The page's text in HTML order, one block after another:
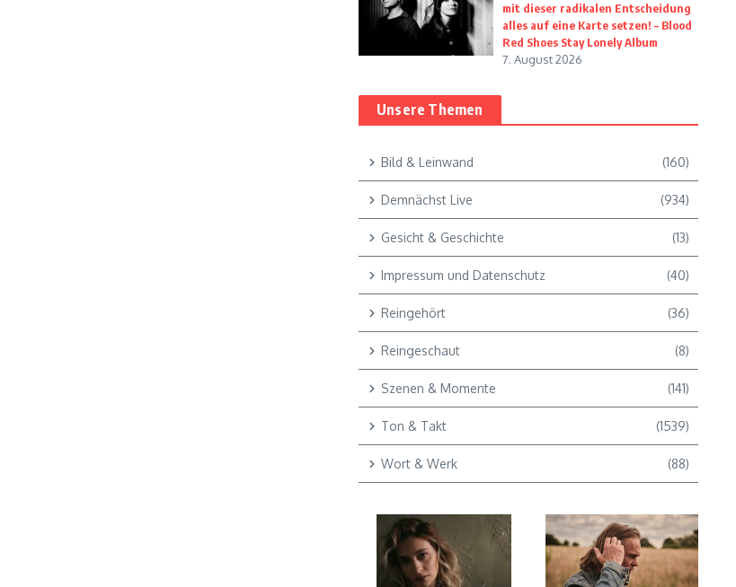
mit dieser radikalen Entscheidung
alles auf eine Karte setzen! – Blood
Red Shoes Stay Lonely Album
7. August 2026
Unsere Themen
Bild & Leinwand (160)
Demnächst Live (934)
Gesicht & Geschichte (13)
Impressum und Datenschutz (40)
Reingehört (36)
Reingeschaut (8)
Szenen & Momente (141)
Ton & Takt (1539)
Wort & Werk (88)